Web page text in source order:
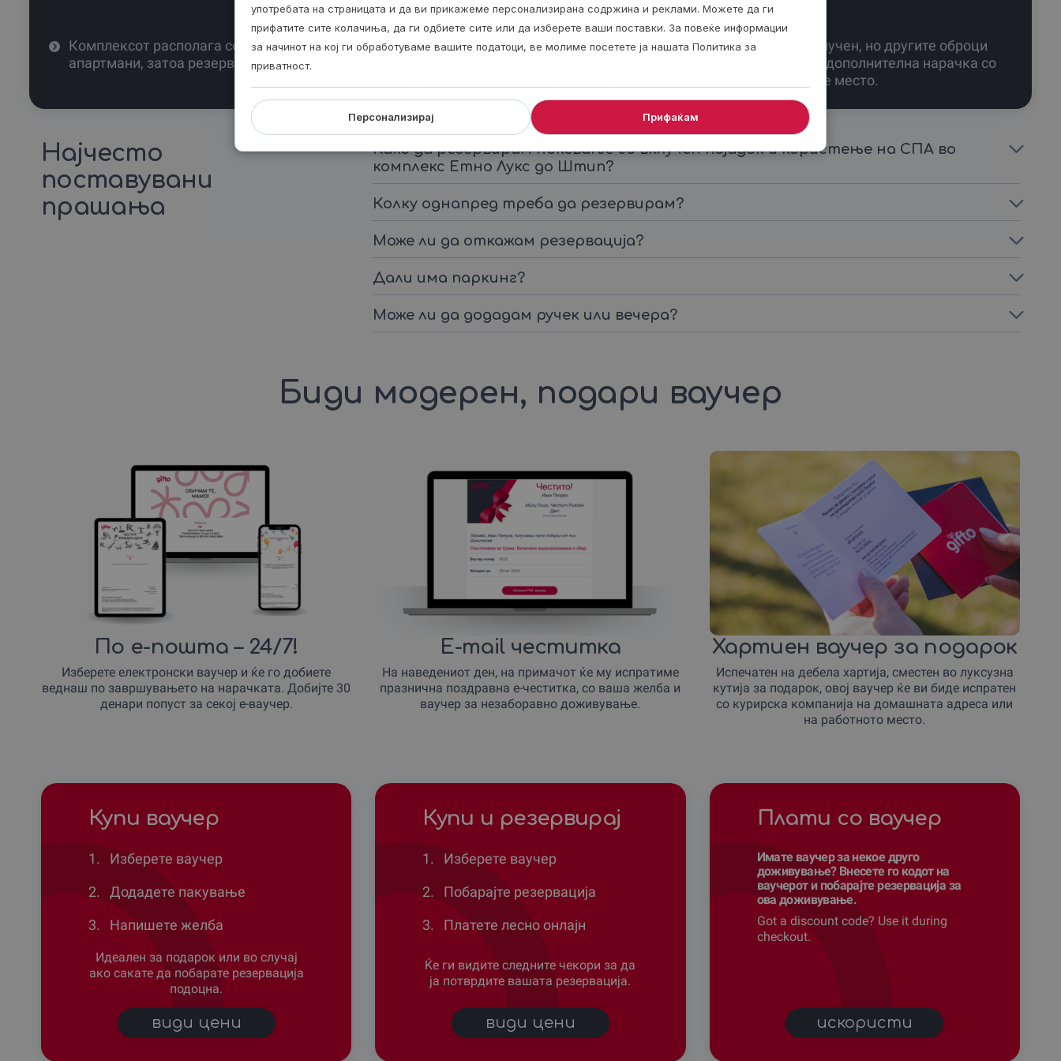
Совети
Комплексот располага со само 6
апартмани, затоа резервирај навреме!
Нема попуст за деца – ваучерот е за
Појадокот е вклучен, но другите оброци
се наменети за дополнителна нарачка со
доплата на лице место.
Најчесто
поставувани
прашања
Како да резервирам ноќевање со вклучен појадок и користење на СПА во
комплекс Етно Лукс до Штип?
Колку однапред треба да резервирам?
Може ли да откажам резервација?
Дали има паркинг?
Може ли да додадам ручек или вечера?
Биди модерен, подари ваучер
По е-пошта – 24/7!
Изберете електронски ваучер и ќе го добиете
веднаш по завршувањето на нарачката. Добијте 30
денари попуст за секој е-ваучер.
E-mail честитка
На наведениот ден, на примачот ќе му испратиме
празнична поздравна е-честитка, со ваша желба и
ваучер за незаборавно доживување.
Хартиен ваучер за подарок
Испечатен на дебела хартија, сместен во луксузна
кутија за подарок, овој ваучер ќе ви биде испратен
со курирска компанија на домашната адреса или
на работното место.
Купи ваучер
1.
Изберете ваучер
2.
Додадете пакување
3.
Напишете желба
Идеален за подарок или во случај
ако сакате да побарате резервација
подоцна.
види цени
Купи и резервирај
1.
Изберете ваучер
2.
Побарајте резервација
3.
Платете лесно онлајн
Ќе ги видите следните чекори за да
ја потврдите вашата резервација.
види цени
Плати со ваучер
Имате ваучер за некое друго
доживување? Внесете го кодот на
ваучерот и побарајте резервација за
ова доживување.
Got a discount code? Use it during
checkout.
искористи
употребата на страницата и да ви прикажеме персонализирана содржина и реклами. Можете да ги
прифатите сите колачиња, да ги одбиете сите или да изберете ваши поставки. За повеќе информации
за начинот на кој ги обработуваме вашите податоци, ве молиме посетете ја нашата Политика за
приватност.
Персонализирај Прифаќам